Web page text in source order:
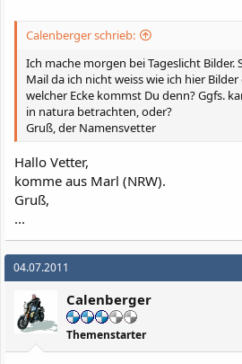
Calenberger schrieb:
Ich mache morgen bei Tageslicht Bilder.
Mail da ich nicht weiss wie ich hier
welcher Ecke kommst Du denn? Ggfs.
in natura betrachten, oder?
Gruß, der Namensvetter
Hallo Vetter,
komme aus Marl (NRW).
Gruß,
...
04.07.2011
Calenberger
Themenstarter